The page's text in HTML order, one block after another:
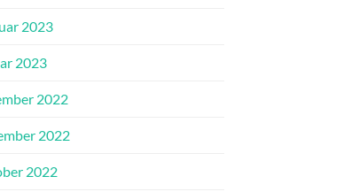
2023
2023
2022
2022
2022